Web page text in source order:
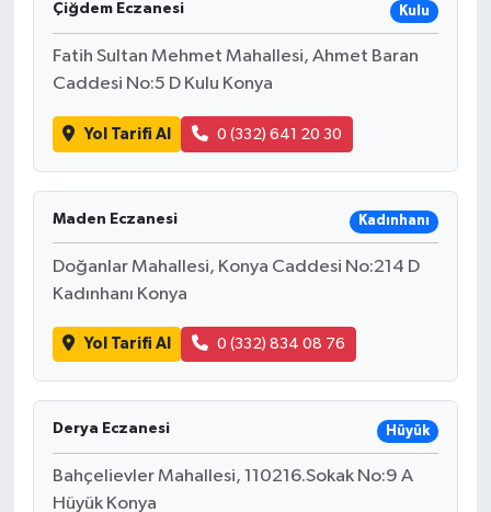
Çiğdem Eczanesi Kulu
Fatih Sultan Mehmet Mahallesi, Ahmet Baran
Caddesi No:5 D Kulu Konya
Yol Tarifi Al 0 (332) 641 20 30
Maden Eczanesi Kadınhanı
Doğanlar Mahallesi, Konya Caddesi No:214 D
Kadınhanı Konya
Yol Tarifi Al 0 (332) 834 08 76
Derya Eczanesi Hüyük
Bahçelievler Mahallesi, 110216.Sokak No:9 A
Hüyük Konya